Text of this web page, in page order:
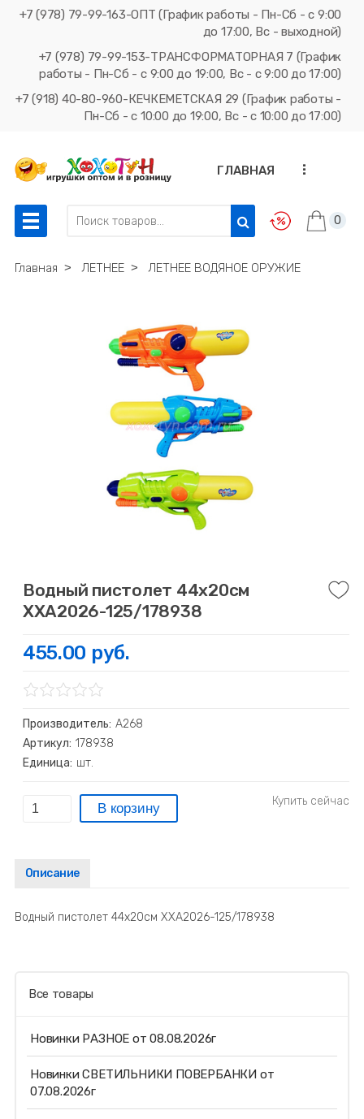
+7 (978) 79-99-163-ОПТ (График работы - Пн-Сб - с 9:00
до 17:00, Вс - выходной)
+7 (978) 79-99-153-ТРАНСФОРМАТОРНАЯ 7 (График
работы - Пн-Сб - с 9:00 до 19:00, Вс - с 9:00 до 17:00)
+7 (918) 40-80-960-КЕЧКЕМЕТСКАЯ 29 (График работы -
Пн-Сб - с 10:00 до 19:00, Вс - с 10:00 до 17:00)
ГЛАВНАЯ ...
0
Главная ˃ ЛЕТНЕЕ ˃ ЛЕТНЕЕ ВОДЯНОЕ ОРУЖИЕ
Водный пистолет 44х20см
ХХА2026-125/178938
455.00 руб.
Производитель: А268
Артикул: 178938
Единица: шт.
Описание
Водный пистолет 44х20см ХХА2026-125/178938
Все товары
Новинки РАЗНОЕ от 08.08.2026г
Новинки СВЕТИЛЬНИКИ ПОВЕРБАНКИ от
07.08.2026г